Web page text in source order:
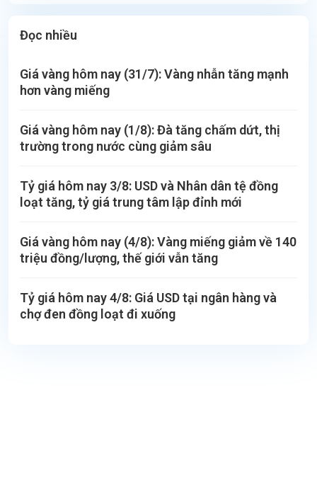
Đọc nhiều
Giá vàng hôm nay (31/7): Vàng nhẫn tăng mạnh
hơn vàng miếng
Giá vàng hôm nay (1/8): Đà tăng chấm dứt, thị
trường trong nước cùng giảm sâu
Tỷ giá hôm nay 3/8: USD và Nhân dân tệ đồng
loạt tăng, tỷ giá trung tâm lập đỉnh mới
Giá vàng hôm nay (4/8): Vàng miếng giảm về 140
triệu đồng/lượng, thế giới vẫn tăng
Tỷ giá hôm nay 4/8: Giá USD tại ngân hàng và
chợ đen đồng loạt đi xuống